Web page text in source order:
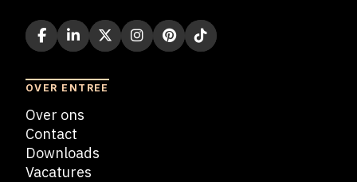
OVER ENTREE
Over ons
Contact
Downloads
Vacatures